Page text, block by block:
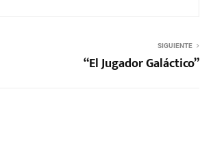
SIGUIENTE
“El Jugador Galáctico”